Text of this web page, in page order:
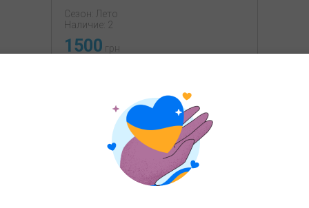
Сезон: Лето
Наличие: 2
1500 грн